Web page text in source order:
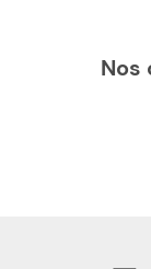
Nos